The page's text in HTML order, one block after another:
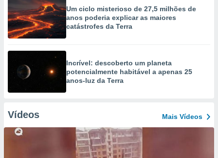
Um ciclo misterioso de 27,5 milhões de
anos poderia explicar as maiores
catástrofes da Terra
Incrível: descoberto um planeta
potencialmente habitável a apenas 25
anos-luz da Terra
Vídeos Mais Vídeos